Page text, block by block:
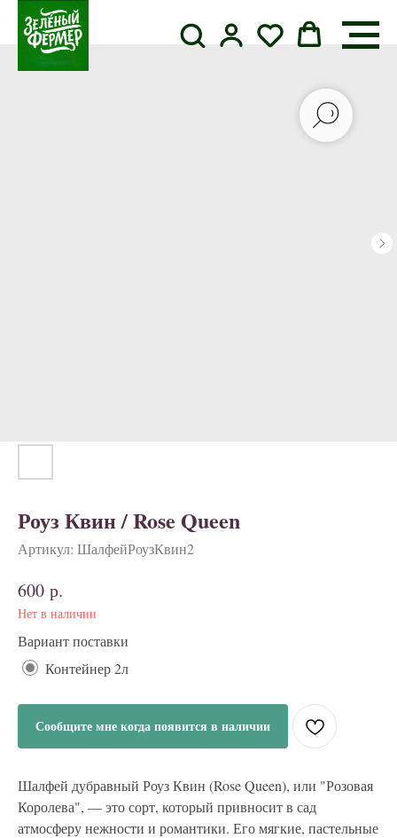
Роуз Квин / Rose Queen
Артикул: ШалфейРоузКвин2
600 р.
Нет в наличии
Вариант поставки
Контейнер 2л
Сообщите мне когда появится в наличии
Шалфей дубравный Роуз Квин (Rose Queen), или "Розовая
Королева", — это сорт, который привносит в сад
атмосферу нежности и романтики. Его мягкие, пастельные